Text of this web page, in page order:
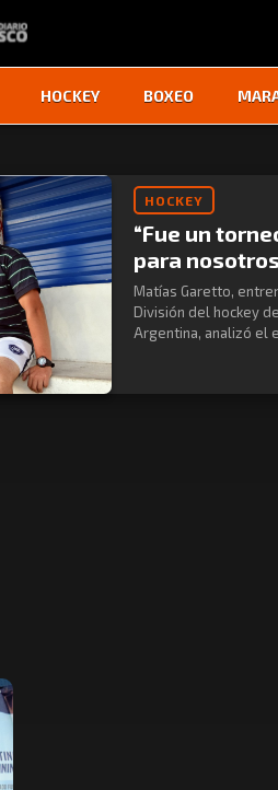
HOCKEY BOXEO
HOCKEY
“Fue un
para
Matías Garetto,
División del hockey
Argentina, analizó el